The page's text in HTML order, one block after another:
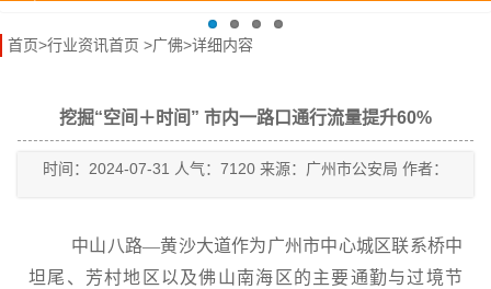
首页>行业资讯首页 >广佛>详细内容
挖掘“空间＋时间” 市内一路口通行流量提升60%
时间：2024-07-31 人气：7120 来源：广州市公安局 作者：
中山八路—黄沙大道作为广州市中心城区联系桥中
坦尾、芳村地区以及佛山南海区的主要通勤与过境节